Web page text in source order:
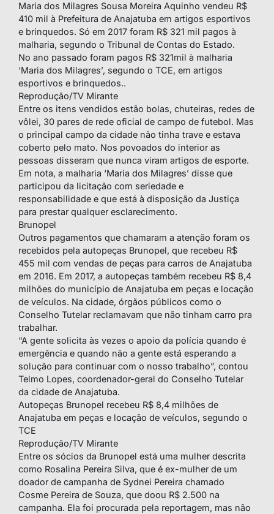
Maria dos Milagres Sousa Moreira Aquinho vendeu R$
410 mil à Prefeitura de Anajatuba em artigos esportivos
e brinquedos. Só em 2017 foram R$ 321 mil pagos à
malharia, segundo o Tribunal de Contas do Estado.
No ano passado foram pagos R$ 321mil à malharia
‘Maria dos Milagres’, segundo o TCE, em artigos
esportivos e brinquedos..
Reprodução/TV Mirante
Entre os itens vendidos estão bolas, chuteiras, redes de
vôlei, 30 pares de rede oficial de campo de futebol. Mas
o principal campo da cidade não tinha trave e estava
coberto pelo mato. Nos povoados do interior as
pessoas disseram que nunca viram artigos de esporte.
Em nota, a malharia ‘Maria dos Milagres’ disse que
participou da licitação com seriedade e
responsabilidade e que está à disposição da Justiça
para prestar qualquer esclarecimento.
Brunopel
Outros pagamentos que chamaram a atenção foram os
recebidos pela autopeças Brunopel, que recebeu R$
455 mil com vendas de peças para carros de Anajatuba
em 2016. Em 2017, a autopeças também recebeu R$ 8,4
milhões do município de Anajatuba em peças e locação
de veículos. Na cidade, órgãos públicos como o
Conselho Tutelar reclamavam que não tinham carro pra
trabalhar.
“A gente solicita às vezes o apoio da polícia quando é
emergência e quando não a gente está esperando a
solução para continuar com o nosso trabalho”, contou
Telmo Lopes, coordenador-geral do Conselho Tutelar
da cidade de Anajatuba.
Autopeças Brunopel recebeu R$ 8,4 milhões de
Anajatuba em peças e locação de veículos, segundo o
TCE
Reprodução/TV Mirante
Entre os sócios da Brunopel está uma mulher descrita
como Rosalina Pereira Silva, que é ex-mulher de um
doador de campanha de Sydnei Pereira chamado
Cosme Pereira de Souza, que doou R$ 2.500 na
campanha. Ela foi procurada pela reportagem, mas não